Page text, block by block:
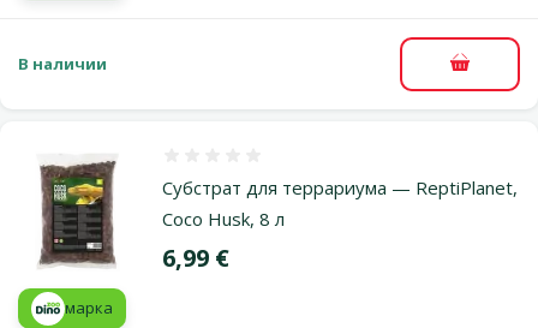
В наличии В
Субстрат для террариума — ReptiPlanet,
Coco Husk, 8 л
Цена
6,99 €
марка